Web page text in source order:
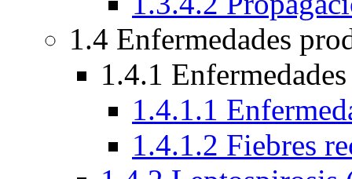
1.4 Enfermedades
1.4.1
1.4.1.1
1.4.1.2 Fiebres